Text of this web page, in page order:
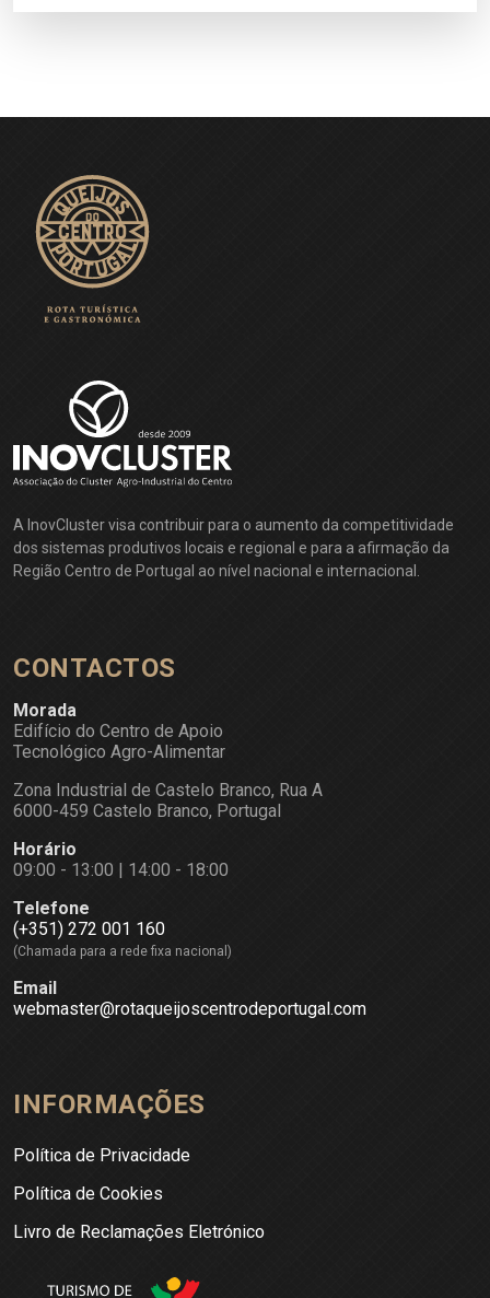
A InovCluster visa contribuir para o aumento da competitividade
dos sistemas produtivos locais e regional e para a afirmação da
Região Centro de Portugal ao nível nacional e internacional.
CONTACTOS
Morada
Edifício do Centro de Apoio
Tecnológico Agro-Alimentar
Zona Industrial de Castelo Branco, Rua A
6000-459 Castelo Branco, Portugal
Horário
09:00 - 13:00 | 14:00 - 18:00
Telefone
(+351) 272 001 160
(Chamada para a rede fixa nacional)
Email
webmaster@rotaqueijoscentrodeportugal.com
INFORMAÇÕES
Política de Privacidade
Política de Cookies
Livro de Reclamações Eletrónico